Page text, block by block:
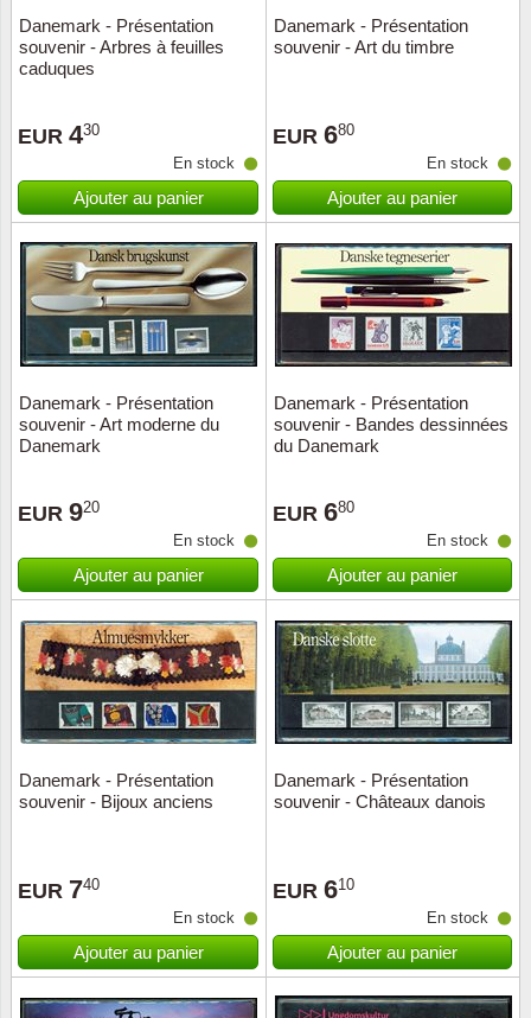
Danemark - Présentation
souvenir - Arbres à feuilles
caduques
EUR 430
En stock
Ajouter au panier
Danemark - Présentation
souvenir - Art du timbre
EUR 680
En stock
Ajouter au panier
Danemark - Présentation
souvenir - Art moderne du
Danemark
EUR 920
En stock
Ajouter au panier
Danemark - Présentation
souvenir - Bandes dessinnées
du Danemark
EUR 680
En stock
Ajouter au panier
Danemark - Présentation
souvenir - Bijoux anciens
EUR 740
En stock
Ajouter au panier
Danemark - Présentation
souvenir - Châteaux danois
EUR 610
En stock
Ajouter au panier
Saint-
Sport
Turquie
Vatican